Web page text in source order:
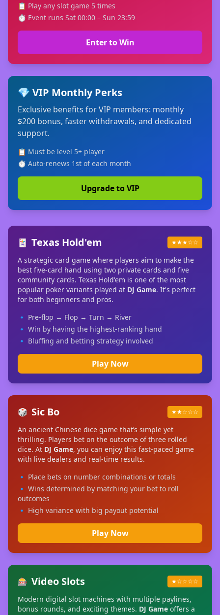
📋 Play any slot game 5 times
⏱ Event runs Sat 00:00 – Sun 23:59
Enter to Win
💎 VIP Monthly Perks
Exclusive benefits for VIP members: monthly
$200 bonus, faster withdrawals, and dedicated
support.
📋 Must be level 5+ player
⏱ Auto-renews 1st of each month
Upgrade to VIP
🃏 Texas Hold'em ★★★☆☆
A strategic card game where players aim to make the
best five-card hand using two private cards and five
community cards. Texas Hold'em is one of the most
popular poker variants played at DJ Game. It's perfect
for both beginners and pros.
🔹 Pre-flop → Flop → Turn → River
🔹 Win by having the highest-ranking hand
🔹 Bluffing and betting strategy involved
Play Now
🎲 Sic Bo ★★☆☆☆
An ancient Chinese dice game that’s simple yet
thrilling. Players bet on the outcome of three rolled
dice. At DJ Game, you can enjoy this fast-paced game
with live dealers and real-time results.
🔹 Place bets on number combinations or totals
🔹 Wins determined by matching your bet to roll
outcomes
🔹 High variance with big payout potential
Play Now
🎰 Video Slots ★☆☆☆☆
Modern digital slot machines with multiple paylines,
bonus rounds, and exciting themes. DJ Game offers a